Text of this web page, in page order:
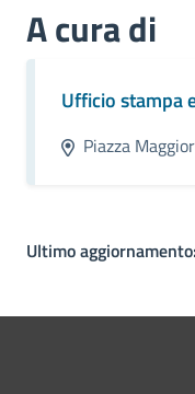
A cura di
Ufficio stampa
Piazza
Ultimo aggiornamento: